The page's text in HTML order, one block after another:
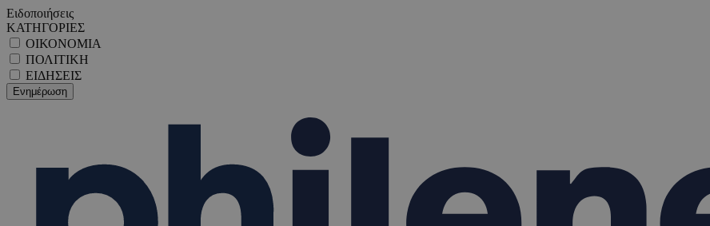
Ειδοποιήσεις
ΚΑΤΗΓΟΡΙΕΣ
ΟΙΚΟΝΟΜΙΑ
ΠΟΛΙΤΙΚΗ
ΕΙΔΗΣΕΙΣ